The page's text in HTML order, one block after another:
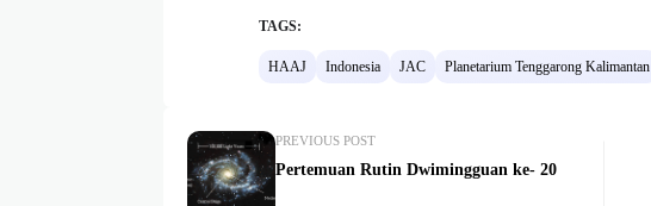
TAGS:
HAAJ Indonesia JAC Planetarium Tenggarong Kalimantan
PREVIOUS POST
Pertemuan Rutin Dwimingguan ke- 20